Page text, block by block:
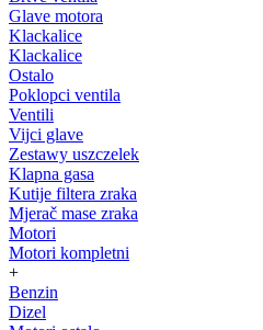
Glave motora
Klackalice
Klackalice
Ostalo
Poklopci ventila
Ventili
Vijci glave
Zestawy uszczelek
Klapna gasa
Kutije filtera zraka
Mjerač mase zraka
Motori
Motori kompletni
+
Benzin
Dizel